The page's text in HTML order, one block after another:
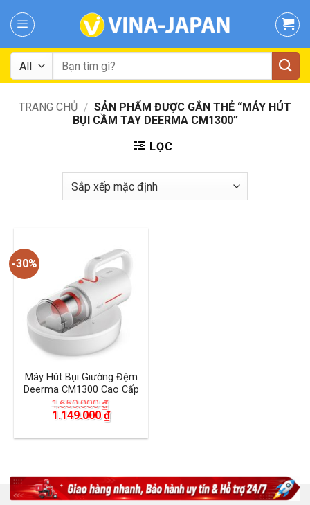
Tìm
kiếm:
TRANG CHỦ / SẢN PHẨM ĐƯỢC GẮN THẺ “MÁY HÚT
BỤI CẦM TAY DEERMA CM1300”
LỌC
-30%
Máy Hút Bụi Giường Đệm
Deerma CM1300 Cao Cấp
1.650.000₫
Giá
là:
1.149.000₫Giá
hiện
tại